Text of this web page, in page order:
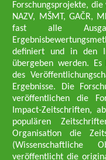
Forschungsprojekte,
NAZV, MŠMT, GAČR,
fast alle
definiert und in den
übergeben werden.
des
Ergebnisse. Die
veröffentlichen die
Impact-Zeitschriften,
populären
Organisation die
(Wissenschaftliche
veröffentlicht die